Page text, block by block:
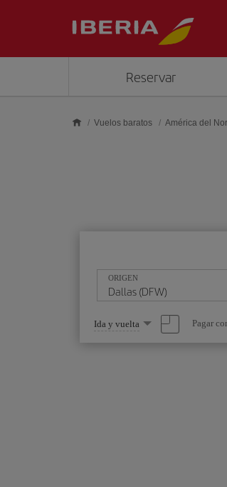
Reservar
Vuelos baratos América del
ORIGEN
Seleccione
una
opción
Ida y vuelta Pagar